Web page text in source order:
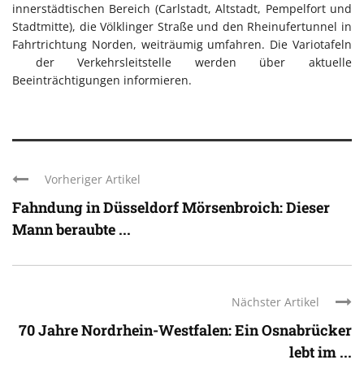
innerstädtischen Bereich (Carlstadt, Altstadt, Pempelfort und
Stadtmitte), die Völklinger Straße und den Rheinufertunnel in
Fahrtrichtung Norden, weiträumig umfahren. Die Variotafeln
der Verkehrsleitstelle werden über aktuelle
Beeinträchtigungen informieren.
Vorheriger Artikel
Fahndung in Düsseldorf Mörsenbroich: Dieser
Mann beraubte ...
Nächster Artikel
70 Jahre Nordrhein-Westfalen: Ein Osnabrücker
lebt im ...